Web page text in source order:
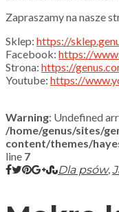
Zapraszamy na nasze
Sklep: https://
Facebook: https://
Strona: https://
Youtube: https://
Warning: Undefined
/home/genus/sites/
content/themes/
line 7
Dla psów,